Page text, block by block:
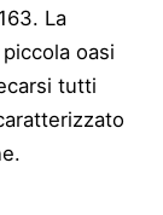
La
oasi
tutti